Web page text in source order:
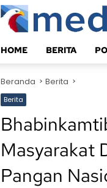
HOME BERITA
Beranda Berita
Berita
Masyarakat
Pangan